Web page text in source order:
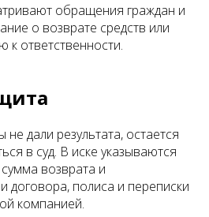
обращения граждан и
о возврате средств или
к ответственности.
дали результата, остается
в суд. В иске указываются
возврата и
договора, полиса и переписки
компанией.